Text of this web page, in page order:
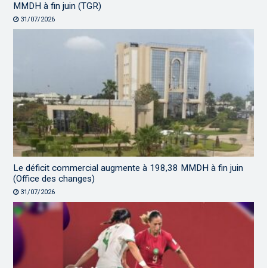
MMDH à fin juin (TGR)
31/07/2026
Le déficit commercial augmente à 198,38 MMDH à fin juin
(Office des changes)
31/07/2026